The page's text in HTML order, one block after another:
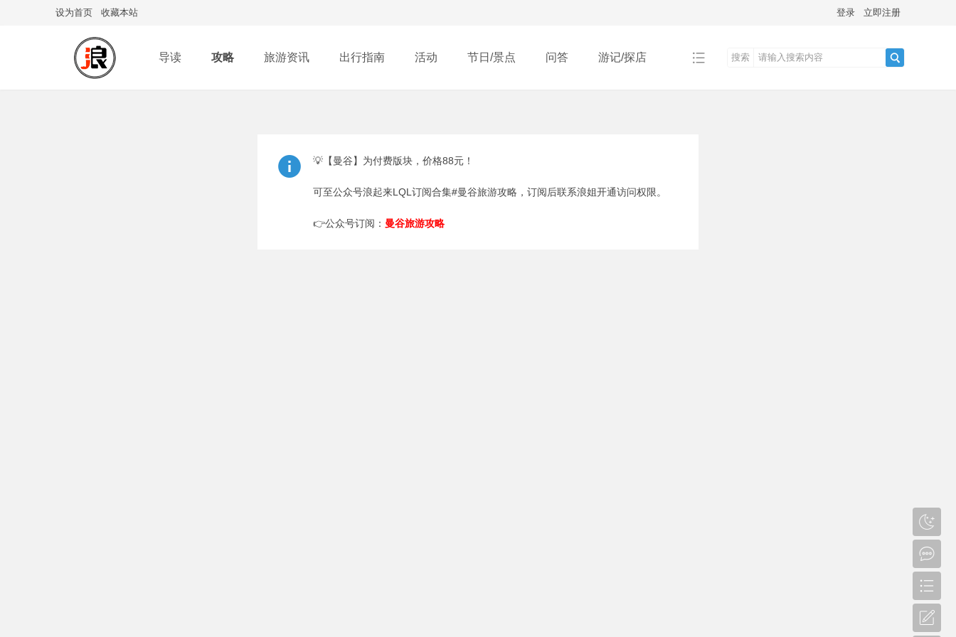
设为首页 收藏本站 登录 立即注册
导读 攻略 旅游资讯 出行指南 活动 节日/景点 问答 游记/探店 搜索
💡【曼谷】为付费版块，价格88元！
可至公众号浪起来LQL订阅合集#曼谷旅游攻略，订阅后联系浪姐开通访问权限。
👉公众号订阅： 曼谷旅游攻略